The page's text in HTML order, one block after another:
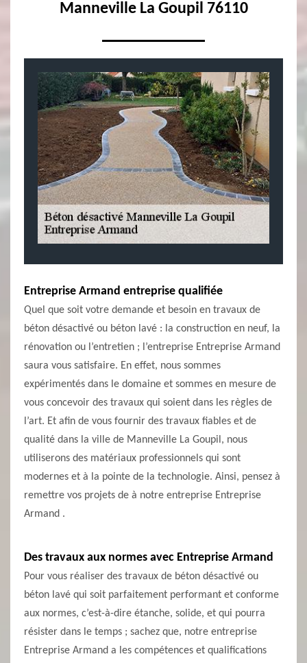
Manneville La Goupil 76110
Entreprise Armand entreprise qualifiée
Quel que soit votre demande et besoin en travaux de
béton désactivé ou béton lavé : la construction en neuf, la
rénovation ou l’entretien ; l’entreprise Entreprise Armand
saura vous satisfaire. En effet, nous sommes
expérimentés dans le domaine et sommes en mesure de
vous concevoir des travaux qui soient dans les règles de
l’art. Et afin de vous fournir des travaux fiables et de
qualité dans la ville de Manneville La Goupil, nous
utiliserons des matériaux professionnels qui sont
modernes et à la pointe de la technologie. Ainsi, pensez à
remettre vos projets de à notre entreprise Entreprise
Armand .
Des travaux aux normes avec Entreprise Armand
Pour vous réaliser des travaux de béton désactivé ou
béton lavé qui soit parfaitement performant et conforme
aux normes, c’est-à-dire étanche, solide, et qui pourra
résister dans le temps ; sachez que, notre entreprise
Entreprise Armand a les compétences et qualifications